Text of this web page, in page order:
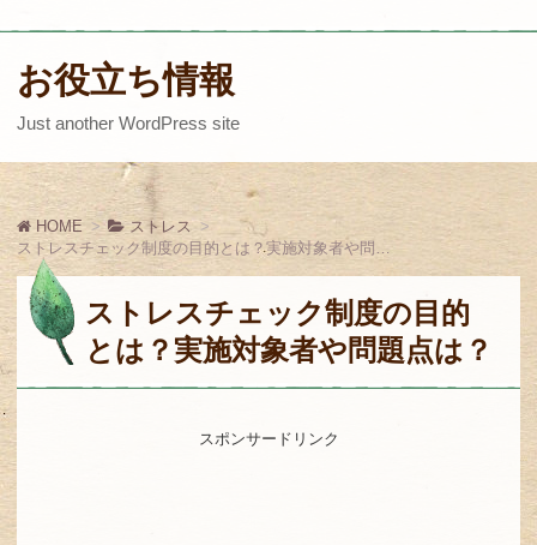
お役立ち情報
Just another WordPress site
HOME
ストレス
ストレスチェック制度の目的とは？実施対象者や問題点は？
ストレスチェック制度の目的
とは？実施対象者や問題点は？
スポンサードリンク